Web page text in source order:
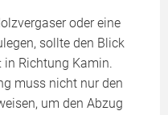
oder eine
sollte den Blick
in Richtung Kamin.
muss nicht nur den
um den Abzug